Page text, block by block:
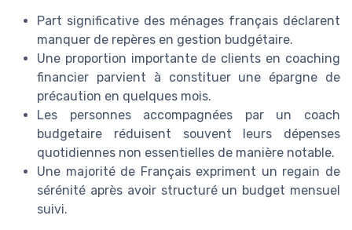
Part significative des ménages français déclarent
manquer de repères en gestion budgétaire.
Une proportion importante de clients en coaching
financier parvient à constituer une épargne de
précaution en quelques mois.
Les personnes accompagnées par un coach
budgetaire réduisent souvent leurs dépenses
quotidiennes non essentielles de manière notable.
Une majorité de Français expriment un regain de
sérénité après avoir structuré un budget mensuel
suivi.